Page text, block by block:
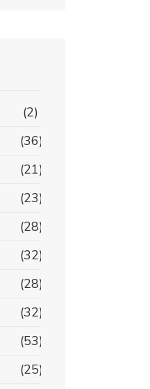
(2)
(36)
(21)
(23)
(28)
(32)
(28)
(32)
(53)
(25)